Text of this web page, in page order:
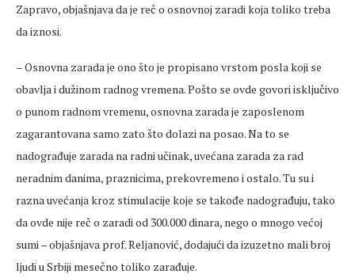
Zapravo, objašnjava da je reč o osnovnoj zaradi koja toliko treba
da iznosi.
– Osnovna zarada je ono što je propisano vrstom posla koji se
obavlja i dužinom radnog vremena. Pošto se ovde govori isključivo
o punom radnom vremenu, osnovna zarada je zaposlenom
zagarantovana samo zato što dolazi na posao. Na to se
nadograđuje zarada na radni učinak, uvećana zarada za rad
neradnim danima, praznicima, prekovremeno i ostalo. Tu su i
razna uvećanja kroz stimulacije koje se takođe nadograđuju, tako
da ovde nije reč o zaradi od 300.000 dinara, nego o mnogo većoj
sumi – objašnjava prof. Reljanović, dodajući da izuzetno mali broj
ljudi u Srbiji mesečno toliko zarađuje.